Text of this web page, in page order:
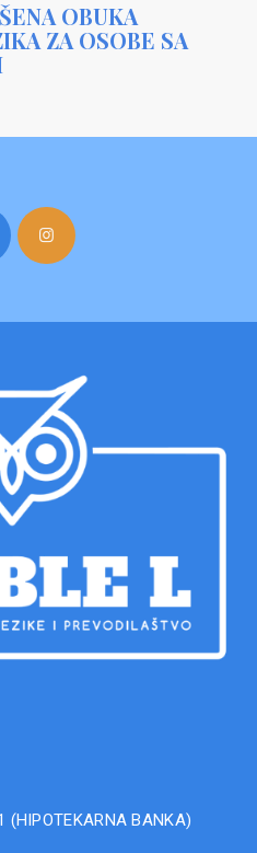
OBUKA
ZA OSOBE SA
(HIPOTEKARNA BANKA)